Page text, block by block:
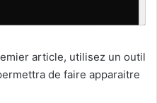
article, utilisez un outil
de faire apparaitre